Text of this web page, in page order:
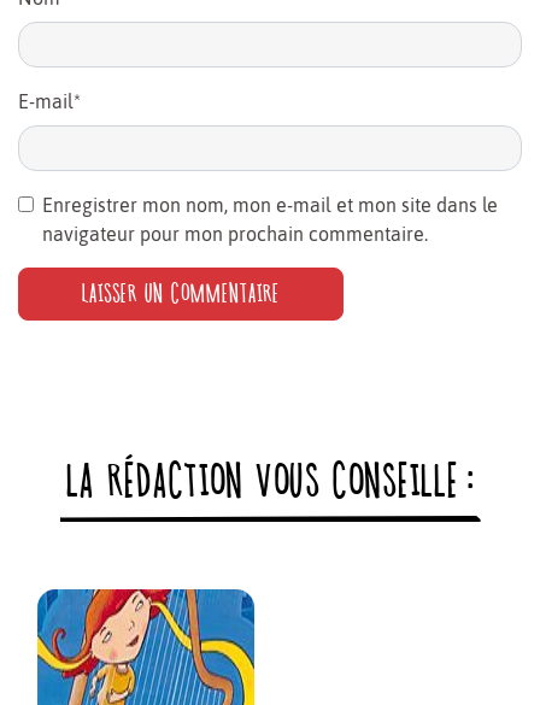
E-mail*
Enregistrer mon nom, mon e-mail et mon site dans le
navigateur pour mon prochain commentaire.
LA RÉDACTION VOUS CONSEILLE :